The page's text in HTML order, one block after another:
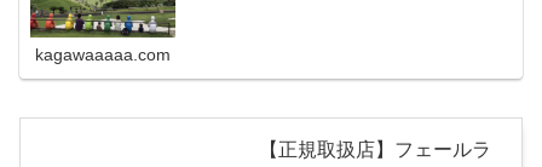
kagawaaaaa.com
【正規取扱店】フェールラ